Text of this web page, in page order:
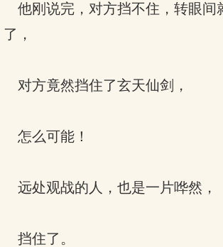
他刚说完，对方挡不住，转眼间
了，
对方竟然挡住了玄天仙剑，
怎么可能！
远处观战的人，也是一片哗然，
挡住了。